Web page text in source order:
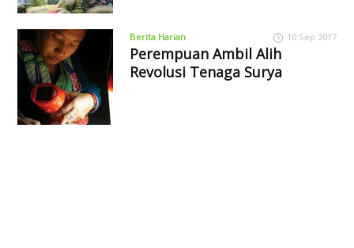
Berita Harian 10 Sep 2017
Perempuan Ambil Alih
Revolusi Tenaga Surya